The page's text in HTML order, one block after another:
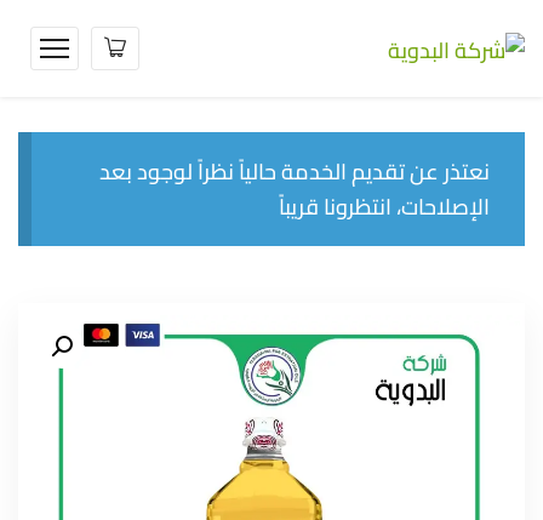
نعتذر عن تقديم الخدمة حالياً نظراً لوجود بعد
الإصلاحات، انتظرونا قريباً